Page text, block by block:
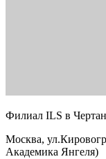
Филиал ILS в
Москва,
Академика Янгеля)